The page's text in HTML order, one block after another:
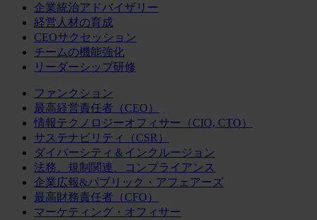
企業統治アドバイザリー
経営人材の育成
CEOサクセッション
チームの機能強化
リーダーシップ研修
ファンクション
最高経営責任者（CEO）
情報テクノロジーオフィサー（CIO, CTO）
サステナビリティ（CSR）
ダイバーシティ＆インクルージョン
法務、規制関連、コンプライアンス
企業広報&パブリック・アフェアーズ
最高財務責任者（CFO）
マーケティング・オフィサー